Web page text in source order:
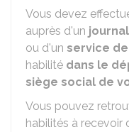
Vous devez
auprès d'un
ou d'un service de
habilité dans le
siège social de
Vous pouvez
habilités à recevoir